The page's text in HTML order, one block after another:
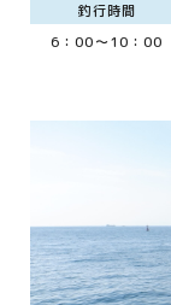
釣行時間
6：00～10：00